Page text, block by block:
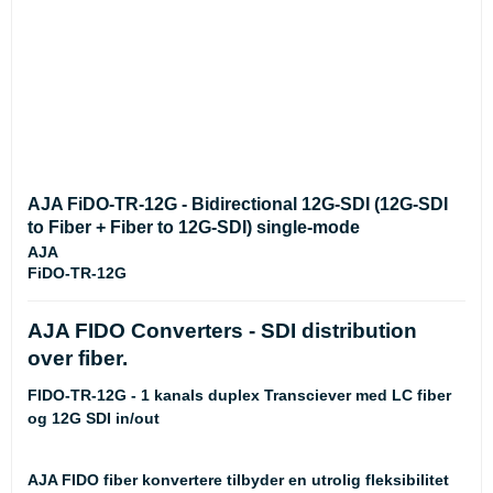
AJA FiDO-TR-12G - Bidirectional 12G-SDI (12G-SDI
to Fiber + Fiber to 12G-SDI) single-mode
AJA
FiDO-TR-12G
AJA FIDO Converters - SDI distribution
over fiber.
FIDO-TR-12G - 1 kanals duplex Transciever med LC fiber
og 12G SDI in/out
AJA FIDO fiber konvertere tilbyder en utrolig fleksibilitet